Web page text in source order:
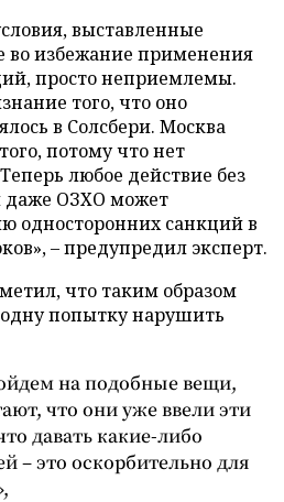
выставленные
избежание применения
просто неприемлемы.
того, что оно
в Солсбери. Москва
потому что нет
любое действие без
ОЗХО может
односторонних санкций в
– предупредил эксперт.
что таким образом
попытку нарушить
на подобные вещи,
что они уже ввели эти
давать какие-либо
– это оскорбительно для